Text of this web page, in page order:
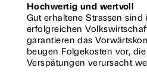
Hochwertig und wertvoll
Gut erhaltene Strassen sind
erfolgreichen
garantieren das
beugen Folgekosten vor,
Verspätungen verursacht